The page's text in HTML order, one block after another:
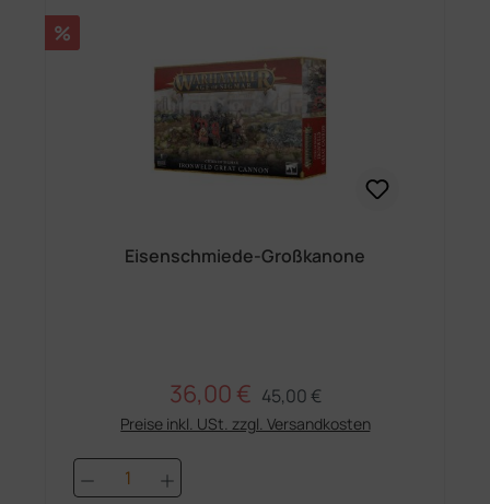
Rabatt
%
Eisenschmiede-Großkanone
Verkaufspreis:
36,00 € Regulärer Preis:
45,00 €
Preise inkl. USt. zzgl. Versandkosten
Produkt Anzahl: Gib den